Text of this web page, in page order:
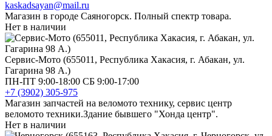
kaskadsayan@mail.ru
Магазин в городе Саяногорск. Полный спектр товара.
Нет в наличии
Сервис-Мото (655011, Республика Хакасия, г. Абакан, ул.
Гагарина 98 А.)
ПН-ПТ 9:00-18:00 СБ 9:00-17:00
+7 (3902) 305-975
Магазин запчастей на веломото технику, сервис центр
веломото техники.Здание бывшего "Хонда центр".
Нет в наличии